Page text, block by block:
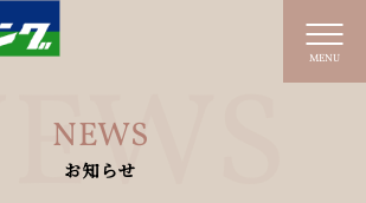
MENU
NEWS
お知らせ